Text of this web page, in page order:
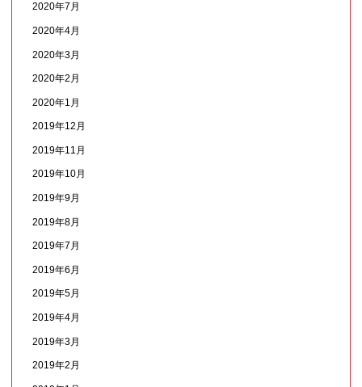
2020年7月
2020年4月
2020年3月
2020年2月
2020年1月
2019年12月
2019年11月
2019年10月
2019年9月
2019年8月
2019年7月
2019年6月
2019年5月
2019年4月
2019年3月
2019年2月